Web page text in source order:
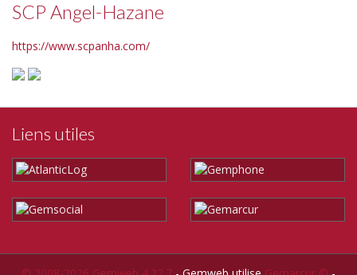
SCP Angel-Hazane
https://www.scpanha.com/
Liens utiles